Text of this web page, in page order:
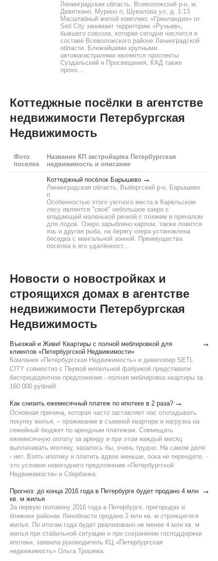
Ленинградская область, Всеволожский р-н, м.
Девяткино, Мурино п, Шувалова ул, д. 1-13
Масштабный жилой комплекс «Гринландия» от
Setl City занимает территорию «Ручьев»,
бывшего совхоза, которая сегодня числится в
составе Всеволожского районе Ленинградской
области. Ближайшими крупными
автомагистралями являются проспекты
Суздальский и Просвещения, КАД также
прохо...
Коттеджные посёлки в агентстве
недвижимости Петербургская
Недвижимость
Фото
поселка
Название КП застройщика Петербургская
недвижимость и описание
Коттеджный посёлок Барышево
Ленинградская область, Выборгский р-н, Барышево
п
Особенностью этого уютного места в Карельском
лесу является "своё" небольшое озеро с
впадающей маленькой речкой с пляжем и причалом
для лодок. Озеро зарыблено карпом, также ловится
язь и другая рыба, на берегу озера установлена
беседка с мангальной зонной. Преимущества
посёлка в его удалённост...
Новости о новостройках и
строящихся домах в агентстве
недвижимости Петербургская
Недвижимость
Въезжай и Живи! Квартиры с полной меблировкой для
клиентов «Петербургской Недвижимости»
Компания «Петербургская Недвижимость» и девелопер SETL
CITY совместно с Первой мебельной фабрикой представили
беспрецедентное предложение - полная меблировка квартиры за
160 000 рублей!
Как снизить ежемесячный платеж по ипотеке в 2 раза?
Основная причина, которая часто заставляет нас откладывать
покупку жилья, – проживание в съемной квартире и нагрузка на
семейный бюджет по арендным платежам. Совмещать
ежемесячную оплату за аренду и при этом каждый месяц
выплачивать ипотеку, казалось бы, очень трудно. На самом деле
- нет. Взять ипотеку и платить вдвое меньше, пока не переедете, -
это условия новогоднего предложения «Петербургской
Недвижимости» и Сбербанка.
Прогноз: до конца 2016 года в Петербурге будет продано 4 млн
кв. м жилья
За первую половину 2016 года в Петербурге, пригородах и
ближних районах Ленобласти продано 2 млн кв. м строящегося
жилья. По итогам года будет реализовано не менее 4 млн кв. м
жилья при стабильной ситуации и при сохранении господдержки
ипотеки, заявила руководитель КЦ «Петербургская
недвижимость» Ольга Трошева.